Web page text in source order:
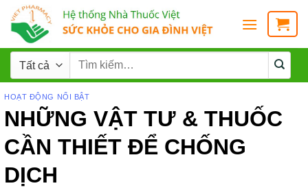
HOẠT ĐỘNG NỔI BẬT
NHỮNG VẬT TƯ & THUỐC
CẦN THIẾT ĐỂ CHỐNG
DỊCH